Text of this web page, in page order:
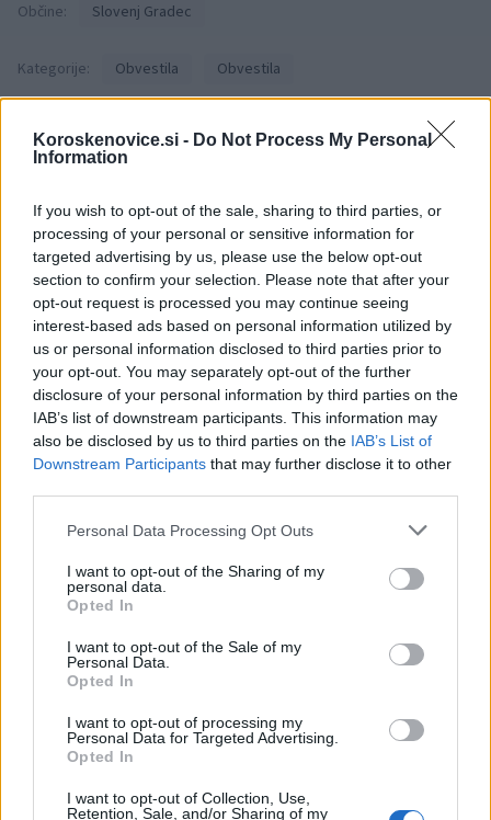
Koroskenovice.si - Do Not Process My Personal
Information
If you wish to opt-out of the sale, sharing to third parties, or
processing of your personal or sensitive information for
targeted advertising by us, please use the below opt-out
section to confirm your selection. Please note that after your
opt-out request is processed you may continue seeing
interest-based ads based on personal information utilized by
us or personal information disclosed to third parties prior to
your opt-out. You may separately opt-out of the further
disclosure of your personal information by third parties on the
IAB’s list of downstream participants. This information may
also be disclosed by us to third parties on the IAB’s List of
Downstream Participants that may further disclose it to other
Please note that this website/app uses one or more Google
not limited to your visit or usage behaviour. You may click to
grant or deny consent to Google and its third-party tags to
use your data for below specified purposes in below Google
consent section.
Personal Data Processing Opt Outs
I want to opt-out of the Sharing of my
personal data.
Opted In
I want to opt-out of the Sale of my
Personal Data.
Opted In
I want to opt-out of processing my
Personal Data for Targeted Advertising.
Opted In
I want to opt-out of Collection, Use,
Retention, Sale, and/or Sharing of my
Občine: Slovenj Gradec
Kategorije: Obvestila Obvestila
Ključne besede:
komunala slovenj gradec
mo slovenj gradec
Več iz kraja Slovenj Gradec
Koncert skupine Delta Riff na
Festivalu SHOTS prestavljen na
Avgust v Kinu Kulturnega doma
Slovenj Gradec: Filmske
prilagojenimi cenami koles
lastniki ostali brez orodja in
modema
Več iz kategorije Obvestila